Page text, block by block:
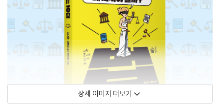
상세 이미지 더보기